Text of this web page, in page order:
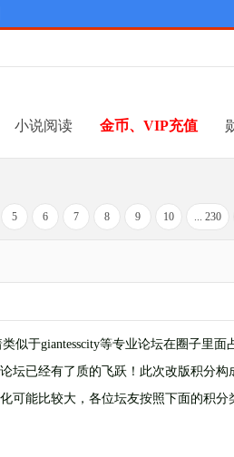
小说阅读 金币、VIP充值
5 6 7 8 9 10 ... 230
似于giantesscity等专业论坛在圈子里
坛已经有了质的飞跃！此次改版积分构
可能比较大，各位坛友按照下面的积分